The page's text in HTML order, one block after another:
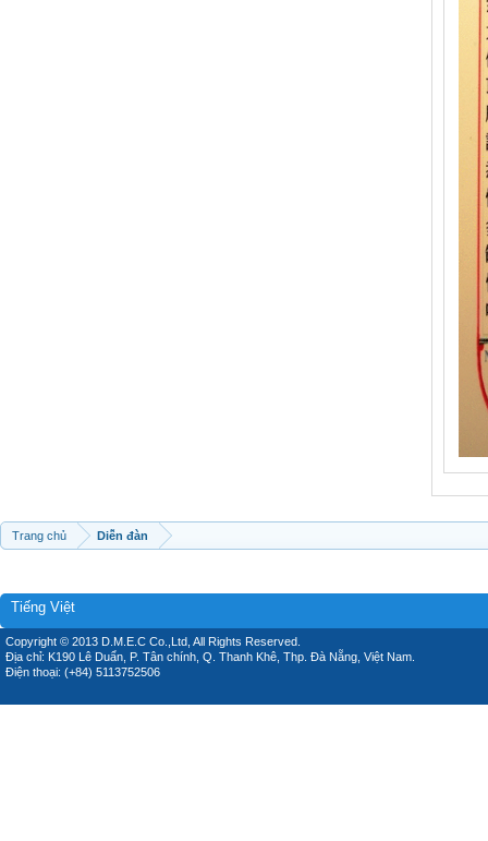
Trang chủ Diễn đàn
Tiếng Việt
Copyright © 2013 D.M.E.C Co.,Ltd, All Rights Reserved.
Địa chỉ: K190 Lê Duẩn, P. Tân chính, Q. Thanh Khê, Thp. Đà Nẵng, Việt Nam.
Điện thoại: (+84) 5113752506